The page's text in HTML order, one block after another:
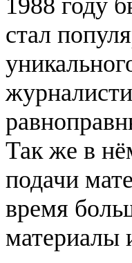
1988 году
стал
Так же в
подачи
время
материалы